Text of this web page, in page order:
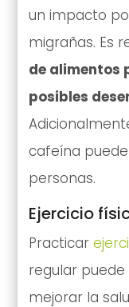
un impacto
migrañas. Es
de alimentos
posibles
cafeína
personas.
Ejercicio
Practicar
regular
mejorar la